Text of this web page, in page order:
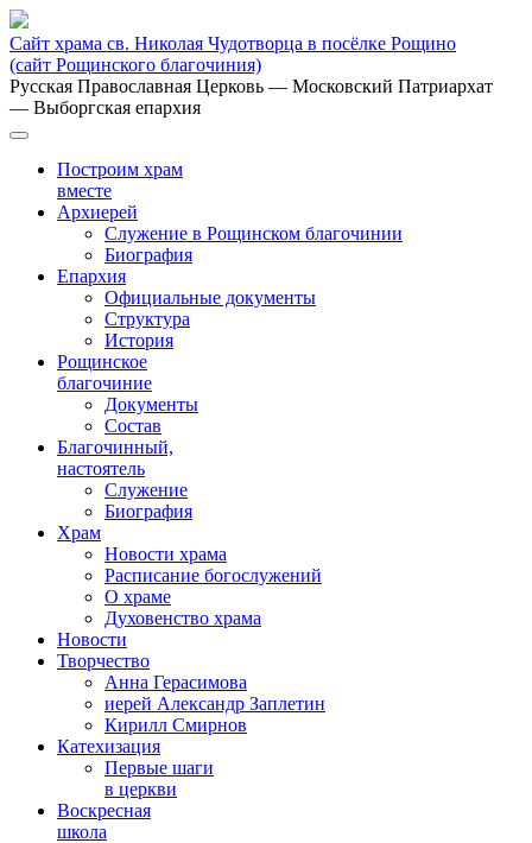
Сайт храма св. Николая Чудотворца в посёлке Рощино
(сайт Рощинского благочиния)
Русская Православная Церковь — Московский Патриархат
— Выборгская епархия
Построим храм
вместе
Архиерей
Служение в Рощинском благочинии
Биография
Епархия
Официальные документы
Структура
История
Рощинское
благочиние
Документы
Состав
Благочинный,
настоятель
Служение
Биография
Храм
Новости храма
Расписание богослужений
О храме
Духовенство храма
Новости
Творчество
Анна Герасимова
иерей Александр Заплетин
Кирилл Смирнов
Катехизация
Первые шаги
в церкви
Воскресная
школа